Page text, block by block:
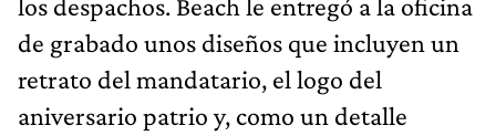
los despachos. Beach le entregó a la oficina
de grabado unos diseños que incluyen un
retrato del mandatario, el logo del
aniversario patrio y, como un detalle